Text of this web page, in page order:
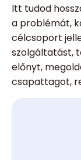
Itt tudod
a problémát,
célcsoport
szolgáltatást,
előnyt,
csapattagot,